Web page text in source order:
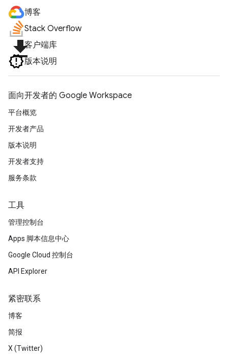
博客
Stack Overflow
file_download客户端库
版本说明
面向开发者的 Google Workspace
平台概览
开发者产品
版本说明
开发者支持
服务条款
工具
管理控制台
Apps 脚本信息中心
Google Cloud 控制台
API Explorer
紧密联系
博客
简报
X (Twitter)